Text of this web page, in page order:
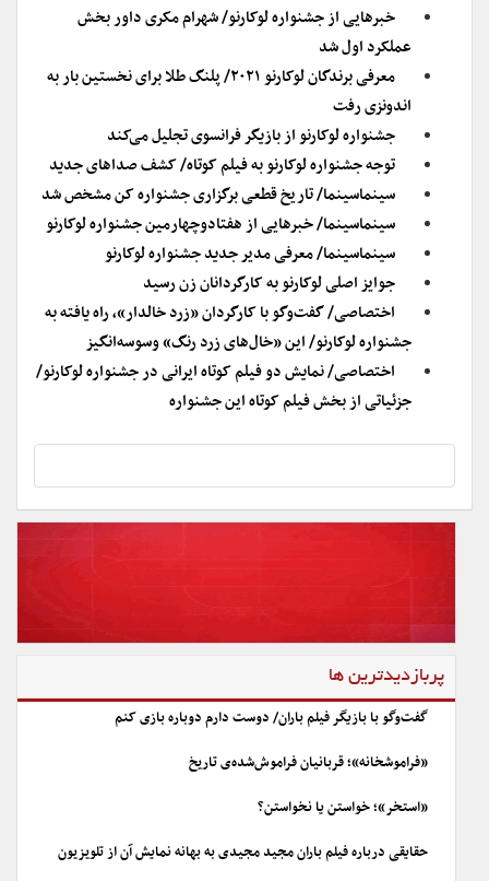
خبرهایی از جشنواره لوکارنو/ شهرام مکری داور بخش
عملکرد اول شد
معرفی برندگان لوکارنو ۲۰۲۱/ پلنگ طلا برای نخستین بار به
اندونزی رفت
جشنواره لوکارنو از بازیگر فرانسوی تجلیل می‌کند
توجه جشنواره لوکارنو به فیلم کوتاه/ کشف صداهای جدید
سینماسینما/ تاریخ قطعی برگزاری جشنواره کن مشخص شد
سینماسینما/ خبرهایی از هفتادوچهارمین جشنواره لوکارنو
سینماسینما/ معرفی مدیر جدید جشنواره لوکارنو
جوایز اصلی لوکارنو به کارگردانان زن رسید
اختصاصی/ گفت‌وگو با کارگردان «زرد خالدار»، راه یافته به
جشنواره لوکارنو/ این «خال‌های زرد رنگ» وسوسه‌انگیز
اختصاصی/ نمایش دو فیلم کوتاه ایرانی در جشنواره لوکارنو/
جزئیاتی از بخش فیلم کوتاه این جشنواره
پربازدیدترین ها
گفت‌وگو با بازیگر فیلم باران/ دوست دارم دوباره بازی کنم
«فراموشخانه»؛ قربانیان فراموش‌شده‌ی تاریخ
«استخر»؛ خواستن یا نخواستن؟
حقایقی درباره فیلم باران مجید مجیدی به بهانه نمایش آن از تلویزیون